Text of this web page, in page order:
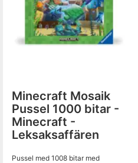
Minecraft Mosaik
Pussel 1000 bitar -
Minecraft -
Leksaksaffären
Pussel med 1008 bitar med